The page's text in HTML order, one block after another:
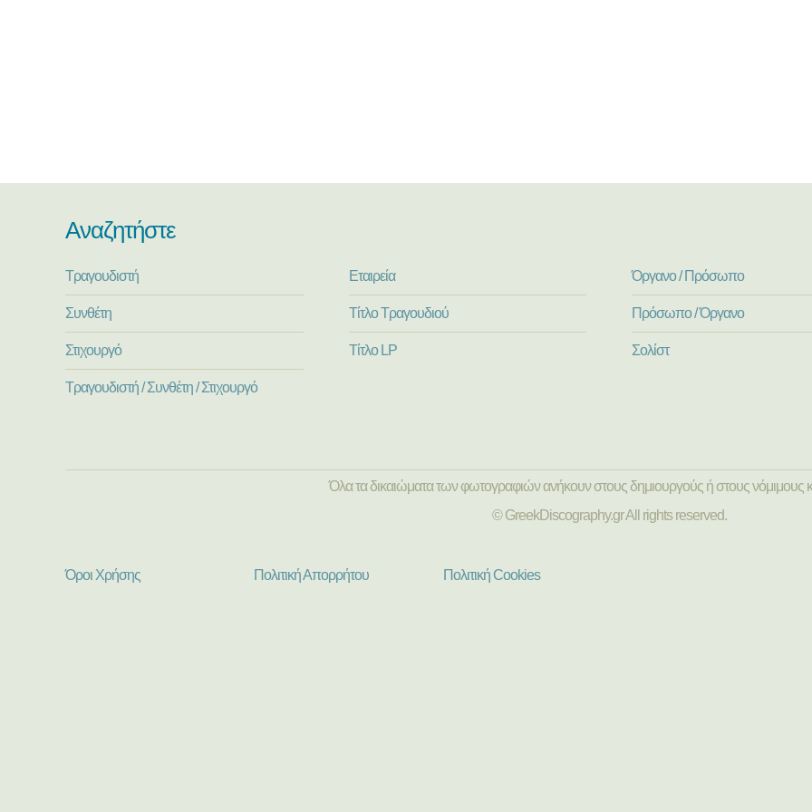
Αναζητήστε
Τραγουδιστή
Συνθέτη
Στιχουργό
Τραγουδιστή / Συνθέτη / Στιχουργό
Εταιρεία
Τίτλο Τραγουδιού
Τίτλο LP
Όργανο / Πρόσωπο
Πρόσωπο / Όργανο
Σολίστ
Όλα τα δικαιώματα των φωτογραφιών ανήκουν στους δημιουργούς ή στους νόμιμους
© GreekDiscography.gr All rights reserved.
Όροι Χρήσης Πολιτική Απορρήτου Πολιτική Cookies